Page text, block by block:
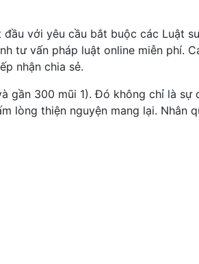
với yêu cầu bắt buộc các Luật
vấn pháp luật online miễn phí.
nhận chia sẻ.
300 mũi 1). Đó không chỉ là sự
lòng thiện nguyện mang lại. Nhân